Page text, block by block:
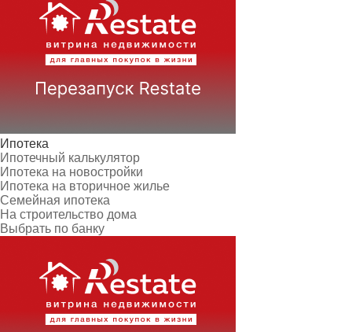
Ипотека
Ипотечный калькулятор
Ипотека на новостройки
Ипотека на вторичное жилье
Семейная ипотека
На строительство дома
Выбрать по банку